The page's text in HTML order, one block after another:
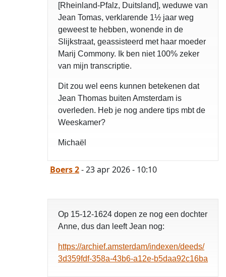
[Rheinland-Pfalz, Duitsland], weduwe van
Jean Tomas, verklarende 1½ jaar weg
geweest te hebben, wonende in de
Slijkstraat, geassisteerd met haar moeder
Marij Commony. Ik ben niet 100% zeker
van mijn transcriptie.
Dit zou wel eens kunnen betekenen dat
Jean Thomas buiten Amsterdam is
overleden. Heb je nog andere tips mbt de
Weeskamer?
Michaël
Boers 2- 23 apr 2026 - 10:10
Op 15-12-1624 dopen ze nog een dochter
Anne, dus dan leeft Jean nog:
https://archief.amsterdam/indexen/deeds/
3d359fdf-358a-43b6-a12e-b5daa92c16ba